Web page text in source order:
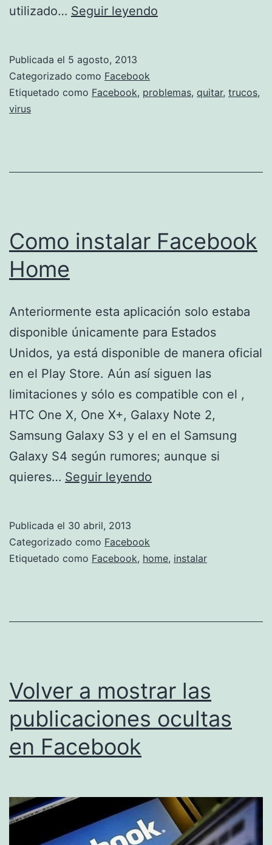
utilizado… Seguir leyendo
Facebook?
Publicada el 5 agosto, 2013
Categorizado como Facebook
Etiquetado como Facebook, problemas, quitar, trucos,
virus
Como instalar Facebook
Home
Anteriormente esta aplicación solo estaba
disponible únicamente para Estados
Unidos, ya está disponible de manera oficial
en el Play Store. Aún así siguen las
limitaciones y sólo es compatible con el ,
HTC One X, One X+, Galaxy Note 2,
Samsung Galaxy S3 y el en el Samsung
Galaxy S4 según rumores; aunque si
quieres… Seguir leyendo
Publicada el 30 abril, 2013
Categorizado como Facebook
Etiquetado como Facebook, home, instalar
Volver a mostrar las
publicaciones ocultas
en Facebook